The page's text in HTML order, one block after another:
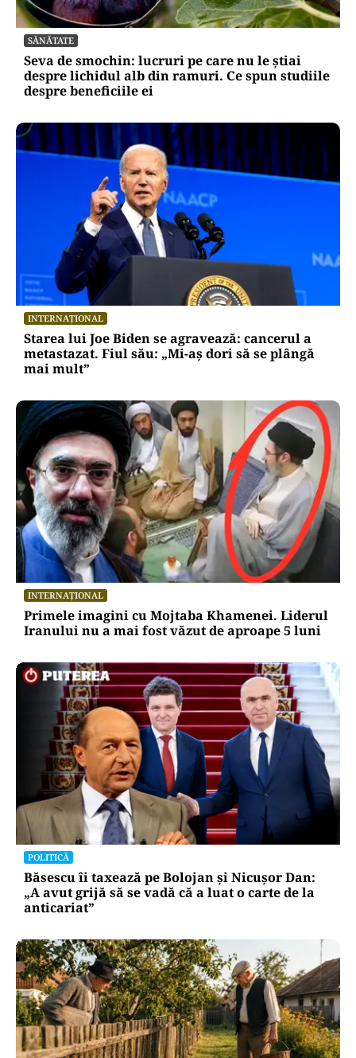
SĂNĂTATE
Seva de smochin: lucruri pe care nu le știai
despre lichidul alb din ramuri. Ce spun studiile
despre beneficiile ei
INTERNAȚIONAL
Starea lui Joe Biden se agravează: cancerul a
metastazat. Fiul său: „Mi-aș dori să se plângă
mai mult”
INTERNAȚIONAL
Primele imagini cu Mojtaba Khamenei. Liderul
Iranului nu a mai fost văzut de aproape 5 luni
POLITICĂ
Băsescu îi taxează pe Bolojan și Nicușor Dan:
„A avut grijă să se vadă că a luat o carte de la
anticariat”